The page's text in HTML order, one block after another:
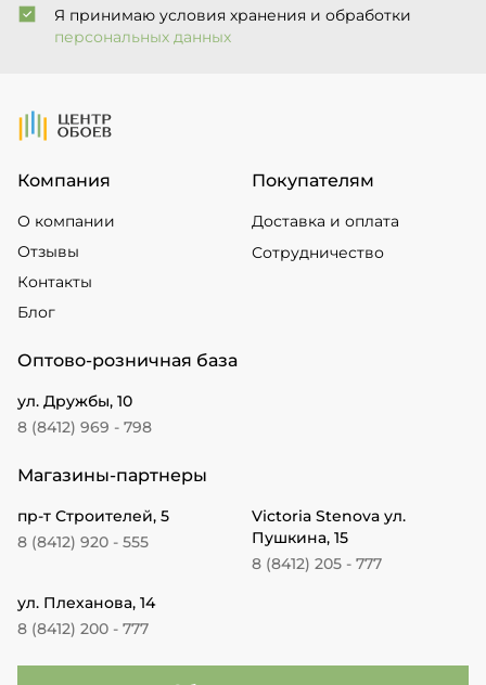
Я принимаю условия хранения и обработки
персональных данных
На Главную
Компания
О компании
Отзывы
Контакты
Блог
Покупателям
Доставка и оплата
Сотрудничество
Оптово-розничная база
ул. Дружбы, 10
8 (8412) 969 - 798
Магазины-партнеры
пр-т Строителей, 5
8 (8412) 920 - 555
Victoria Stenova ул.
Пушкина, 15
8 (8412) 205 - 777
ул. Плеханова, 14
8 (8412) 200 - 777